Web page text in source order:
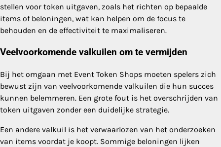
stellen voor token uitgaven, zoals het richten op bepaalde
items of beloningen, wat kan helpen om de focus te
behouden en de effectiviteit te maximaliseren.
Veelvoorkomende valkuilen om te vermijden
Bij het omgaan met Event Token Shops moeten spelers zich
bewust zijn van veelvoorkomende valkuilen die hun succes
kunnen belemmeren. Een grote fout is het overschrijden van
token uitgaven zonder een duidelijke strategie.
Een andere valkuil is het verwaarlozen van het onderzoeken
van items voordat je koopt. Sommige beloningen lijken